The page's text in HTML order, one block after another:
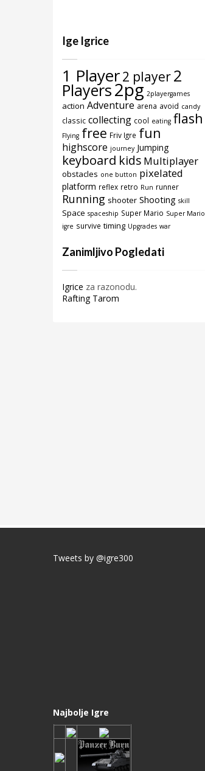
Ige Igrice
1 Player2 player2
Players2pg 2playergames
action Adventure arena avoid candy
classic collecting cool eating flash
Flying free Friv Igre fun
highscore journey Jumping
keyboard kids Multiplayer
obstacles one button pixelated
platform reflex retro Run runner
Running shooter Shooting skill
Space spaceship Super Mario Super Mario
igre survive timing Upgrades war
Zanimljivo Pogledati
Igrice za razonodu.
Rafting Tarom
Tweets by @igre300
Najbolje Igre